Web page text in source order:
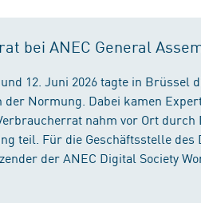
bei ANEC General
12. Juni 2026 tagte in Brüssel
Normung. Dabei kamen
nahm vor Ort
teil. Für die Geschäftsstelle
der ANEC Digital Society